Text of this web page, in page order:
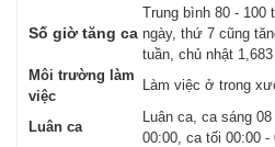
Số giờ tăng ca
Trung bình 80 - 100
ngày, thứ 7 cũng
tuần, chủ nhật
Môi trường làm
việc
Làm việc ở trong
Luân ca
Luân ca, ca sáng
00:00, ca tối 00:00 -